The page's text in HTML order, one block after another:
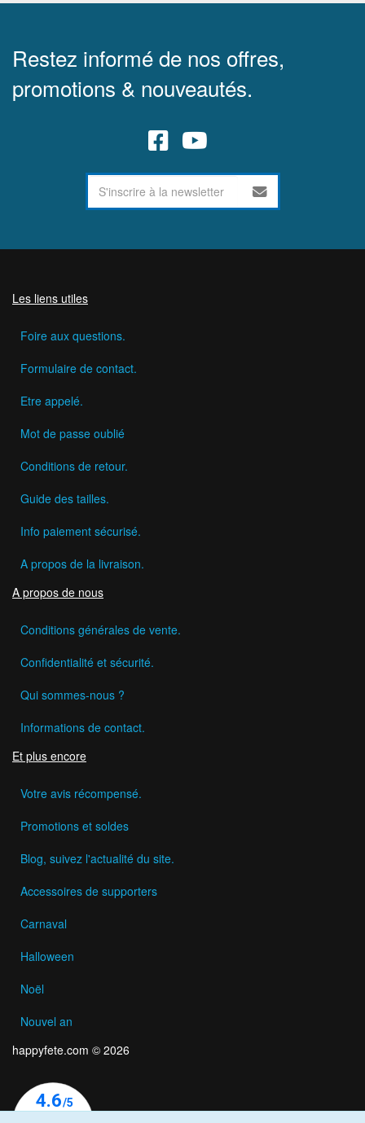
Restez informé de nos offres,
promotions & nouveautés.
Les liens utiles
Foire aux questions.
Formulaire de contact.
Etre appelé.
Mot de passe oublié
Conditions de retour.
Guide des tailles.
Info paiement sécurisé.
A propos de la livraison.
A propos de nous
Conditions générales de vente.
Confidentialité et sécurité.
Qui sommes-nous ?
Informations de contact.
Et plus encore
Votre avis récompensé.
Promotions et soldes
Blog, suivez l'actualité du site.
Accessoires de supporters
Carnaval
Halloween
Noël
Nouvel an
happyfete.com © 2026